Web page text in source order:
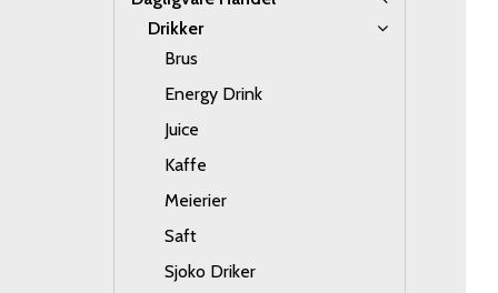
Drikker
Brus
Energy Drink
Juice
Kaffe
Meierier
Saft
Sjoko Driker